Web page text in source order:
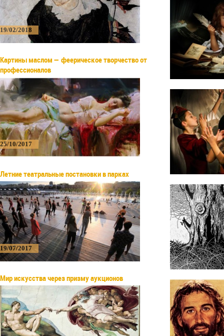
19/02/2018
Картины маслом — феерическое творчество от
профессионалов
25/10/2017
Летние театральные постановки в парках
19/07/2017
Мир искусства через призму аукционов